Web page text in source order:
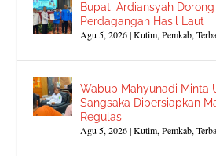
Bupati Ardiansyah
Perdagangan Hasil Laut
Agu 5, 2026|Kutim,Pemkab,
Wabup Mahyunadi Minta
Sangsaka Dipersiapkan
Regulasi
Agu 5, 2026|Kutim,Pemkab,